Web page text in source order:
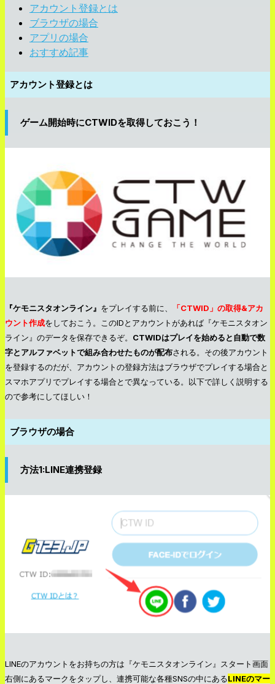
アカウント登録とは
ブラウザの場合
アプリの場合
おすすめ記事
アカウント登録とは
ゲーム開始時にCTWIDを取得しておこう！
『ケモニスタオンライン』 をプレイする前に、
「CTWID」の取得&アカ
ウント作成をしておこう。このIDとアカウントがあれば『ケモニスタオン
ライン』のデータを保存できるぞ。 CTWIDはプレイを始めると自動で数
字とアルファベットで組み合わせたものが配布される。その後アカウント
を登録するのだが、アカウントの登録方法はブラウザでプレイする場合と
スマホアプリでプレイする場合とで異なっている。以下で詳しく説明する
ので参考にしてほしい！
ブラウザの場合
方法1:LINE連携登録
LINEのアカウントをお持ちの方は『ケモニスタオンライン』スタート画面
右側にあるマークをタップし、連携可能な各種SNSの中にあるLINEのマー